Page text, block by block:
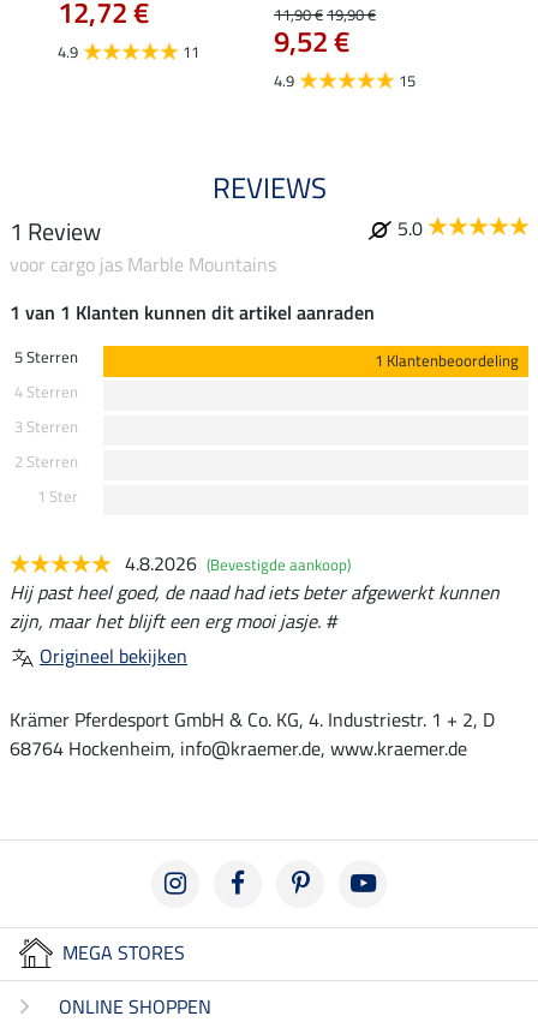
12,72 €
4.9 11
11,90 €19,90 €
9,52 €
4.9 15
REVIEWS
1 Review
5.0
voor cargo jas Marble Mountains
1 van 1 Klanten kunnen dit artikel aanraden
5 Sterren
1 Klantenbeoordeling
4 Sterren
3 Sterren
2 Sterren
1 Ster
4.8.2026 (Bevestigde aankoop)
Hij past heel goed, de naad had iets beter afgewerkt kunnen
zijn, maar het blijft een erg mooi jasje. #
Origineel bekijken
Krämer Pferdesport GmbH & Co. KG, 4. Industriestr. 1 + 2, D
68764 Hockenheim, info@kraemer.de, www.kraemer.de
MEGA STORES
ONLINE SHOPPEN